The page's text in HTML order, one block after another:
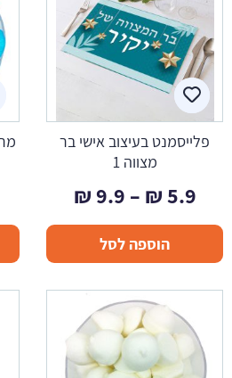
פלייסמנט בעיצוב אישי בר
מצווה 1
5.9
₪
–
9.9
₪
מחירים:
הוספה לסל